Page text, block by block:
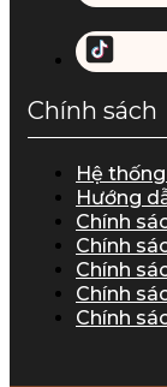
Chính sách
Hệ
Hướng
Chính
Chính
Chính
Chính
Chính